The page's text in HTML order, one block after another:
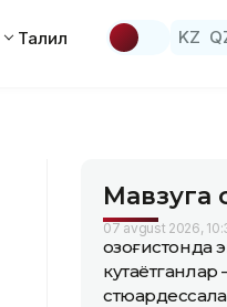
Таҳлил KZ
Мавзуга
07 avgust 2026,